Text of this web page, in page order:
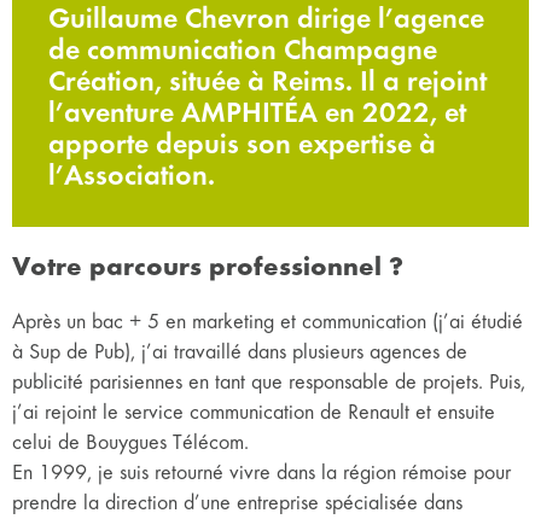
Guillaume Chevron dirige l’agence
de communication Champagne
Création, située à Reims. Il a rejoint
l’aventure AMPHITÉA en 2022, et
apporte depuis son expertise à
l’Association.
Votre parcours professionnel ?
Après un bac + 5 en marketing et communication (j’ai étudié
à Sup de Pub), j’ai travaillé dans plusieurs agences de
publicité parisiennes en tant que responsable de projets. Puis,
j’ai rejoint le service communication de Renault et ensuite
celui de Bouygues Télécom.
En 1999, je suis retourné vivre dans la région rémoise pour
prendre la direction d’une entreprise spécialisée dans